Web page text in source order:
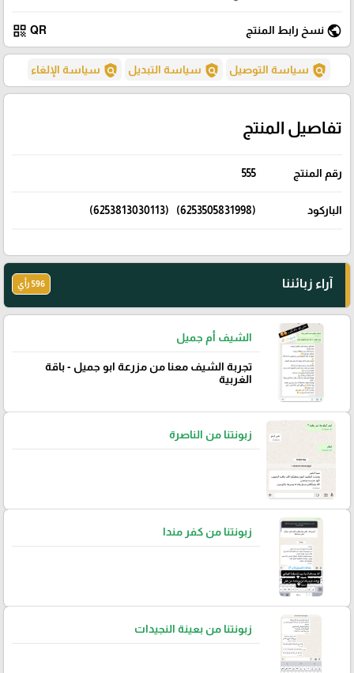
public نسخ رابط المنتج QR
qr_code
policy سياسة التوصيل policy سياسة التبديل policy سياسة الإلغاء
تفاصيل المنتج
رقم المنتج 555
الباركود (6253505831998) (6253813030113)
آراء زبائننا 596 رأي
الشيف أم جميل
تجربة الشيف معنا من مزرعة ابو جميل - باقة
الغربية
زبونتنا من الناصرة
زبونتنا من كفر مندا
زبونتنا من بعينة النجيدات